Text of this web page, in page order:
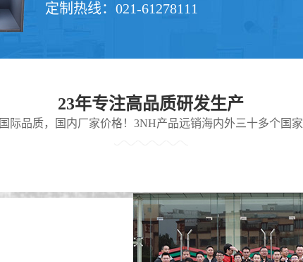
定制热线：021-61278111
23年专注高品质研发生产
国际品质，国内厂家价格！3NH产品远销海内外三十多个国家